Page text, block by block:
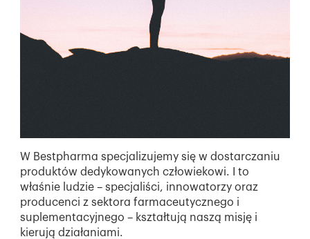
W Bestpharma specjalizujemy się w dostarczaniu
produktów dedykowanych człowiekowi. I to
właśnie ludzie – specjaliści, innowatorzy oraz
producenci z sektora farmaceutycznego i
suplementacyjnego – kształtują naszą misję i
kierują działaniami.